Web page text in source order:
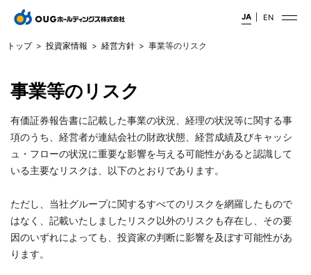
トップ 投資家情報 経営方針 事業等のリスク
事業等のリスク
有価証券報告書に記載した事業の状況、経理の状況等に関する事
項のうち、経営者が連結会社の財政状態、経営成績及びキャッシ
ュ・フローの状況に重要な影響を与える可能性があると認識して
いる主要なリスクは、以下のとおりであります。
ただし、当社グループに関するすべてのリスクを網羅したもので
はなく、記載いたしましたリスク以外のリスクも存在し、その要
因のいずれによっても、投資家の判断に影響を及ぼす可能性があ
ります。
JA EN